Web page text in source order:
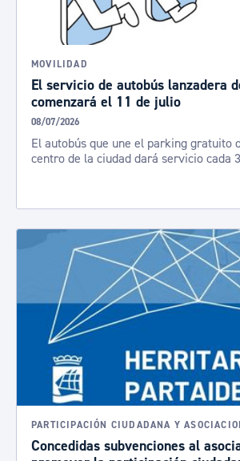
MOVILIDAD
El servicio de autobús lanzadera
comenzará el 11 de julio
08/07/2026
El autobús que une el parking gratuito
centro de la ciudad dará servicio cada
PARTICIPACIÓN CIUDADANA Y
Concedidas subvenciones al